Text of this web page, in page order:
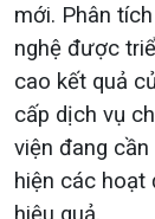
mới. Phân
nghệ được
cao kết quả
cấp dịch vụ
viện đang
hiện các